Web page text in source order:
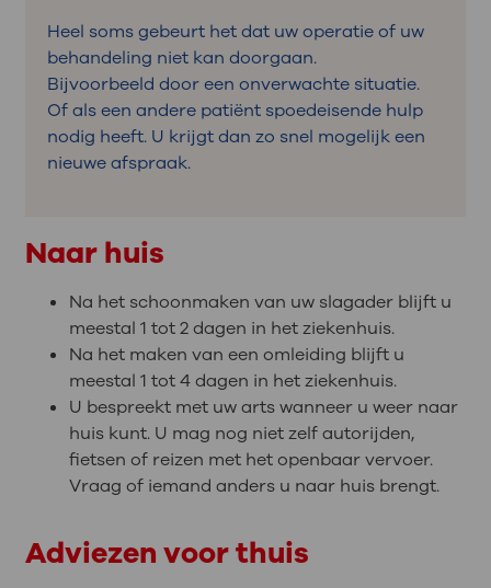
Heel soms gebeurt het dat uw operatie of uw
behandeling niet kan doorgaan.
Bijvoorbeeld door een onverwachte situatie.
Of als een andere patiënt spoedeisende hulp
nodig heeft. U krijgt dan zo snel mogelijk een
nieuwe afspraak.
Naar huis
Na het schoonmaken van uw slagader blijft u
meestal 1 tot 2 dagen in het ziekenhuis.
Na het maken van een omleiding blijft u
meestal 1 tot 4 dagen in het ziekenhuis.
U bespreekt met uw arts wanneer u weer naar
huis kunt. U mag nog niet zelf autorijden,
fietsen of reizen met het openbaar vervoer.
Vraag of iemand anders u naar huis brengt.
Adviezen voor thuis